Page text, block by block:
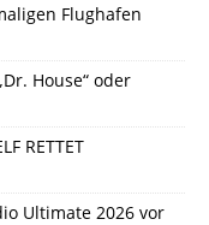
Flughafen
House“ oder
RETTET
Ultimate 2026 vor